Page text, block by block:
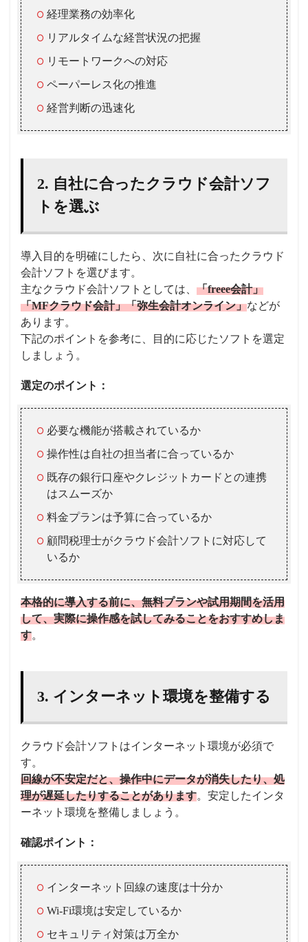
経理業務の効率化
リアルタイムな経営状況の把握
リモートワークへの対応
ペーパーレス化の推進
経営判断の迅速化
2. 自社に合ったクラウド会計ソフ
トを選ぶ
導入目的を明確にしたら、次に自社に合ったクラウド
会計ソフトを選びます。
主なクラウド会計ソフトとしては、 「freee会計」
「MFクラウド会計」「弥生会計オンライン」などが
あります。
下記のポイントを参考に、目的に応じたソフトを選定
しましょう。
選定のポイント：
必要な機能が搭載されているか
操作性は自社の担当者に合っているか
既存の銀行口座やクレジットカードとの連携
はスムーズか
料金プランは予算に合っているか
顧問税理士がクラウド会計ソフトに対応して
いるか
本格的に導入する前に、無料プランや試用期間を活用
して、実際に操作感を試してみることをおすすめしま
す。
3. インターネット環境を整備する
クラウド会計ソフトはインターネット環境が必須で
す。
回線が不安定だと、操作中にデータが消失したり、処
理が遅延したりすることがあります。安定したインタ
ーネット環境を整備しましょう。
確認ポイント：
インターネット回線の速度は十分か
Wi-Fi環境は安定しているか
セキュリティ対策は万全か